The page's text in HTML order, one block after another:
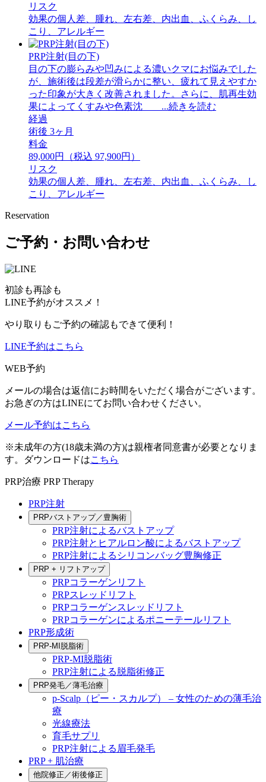
リスク
効果の個人差、腫れ、左右差、内出血、ふくらみ、し
こり、アレルギー
PRP注射(目の下)
目の下の膨らみや凹みによる濃いクマにお悩みでした
が、施術後は段差が滑らかに整い、疲れて見えやすか
った印象が大きく改善されました。さらに、肌再生効
果によってくすみや色素沈 ...続きを読む
経過
術後 3ヶ月
料金
89,000円（税込 97,900円）
リスク
効果の個人差、腫れ、左右差、内出血、ふくらみ、し
こり、アレルギー
Reservation
ご予約・お問い合わせ
初診も再診も
LINE予約がオススメ！
やり取りもご予約の確認もできて便利！
LINE予約はこちら
WEB予約
メールの場合は返信にお時間をいただく場合がございます。
お急ぎの方はLINEにてお問い合わせください。
メール予約はこちら
※未成年の方(18歳未満の方)は親権者同意書が必要となりま
す。ダウンロードはこちら
PRP治療 PRP Therapy
PRP注射
PRPバストアップ／豊胸術
PRP注射によるバストアップ
PRP注射とヒアルロン酸によるバストアップ
PRP注射によるシリコンバッグ豊胸修正
PRP + リフトアップ
PRPコラーゲンリフト
PRPスレッドリフト
PRPコラーゲンスレッドリフト
PRPコラーゲンによるポニーテールリフト
PRP形成術
PRP-MI脱脂術
PRP-MI脱脂術
PRP注射による脱脂術修正
PRP発毛／薄毛治療
p-Scalp（ピー・スカルプ） – 女性のための薄毛治
療
光線療法
育毛サプリ
PRP注射による眉毛発毛
PRP + 肌治療
他院修正／術後修正